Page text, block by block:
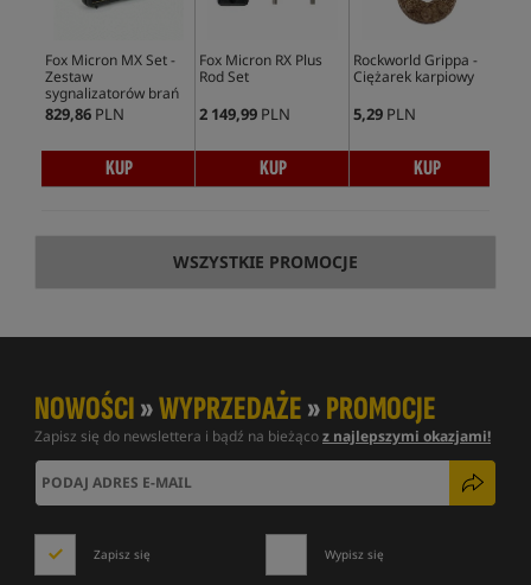
Fox Micron MX Set -
Zestaw
sygnalizatorów brań
829,86 PLN
KUP
Fox Micron RX Plus
Rod Set
2 149,99 PLN
KUP
Rockworld Grippa -
Ciężarek karpiowy
5,29 PLN
KUP
WSZYSTKIE PROMOCJE
NOWOŚCI»WYPRZEDAŻE»PROMOCJE
Zapisz się do newslettera i bądź na bieżącoz najlepszymi okazjami!
Zapisz się Wypisz się